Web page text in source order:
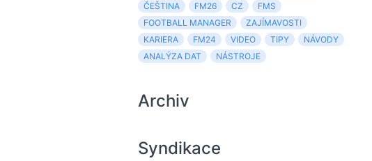
ČEŠTINA
FM26 CZ
FMS
FOOTBALL MANAGER
ZAJÍMAVOSTI
KARIERA
FM24 VIDEO TIPY
NÁVODY
ANALÝZA DAT
NÁSTROJE
Archiv
Syndikace